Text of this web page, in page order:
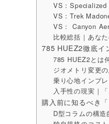
VS：Specialized
VS：Trek
VS： Canyon
比較総括｜あな
785 HUEZ2徹底イ
785 HUEZ2とは
ジオメトリ変更
乗り心地インプ
入手性の現実｜
購入前に知るべき
D型コラムの構